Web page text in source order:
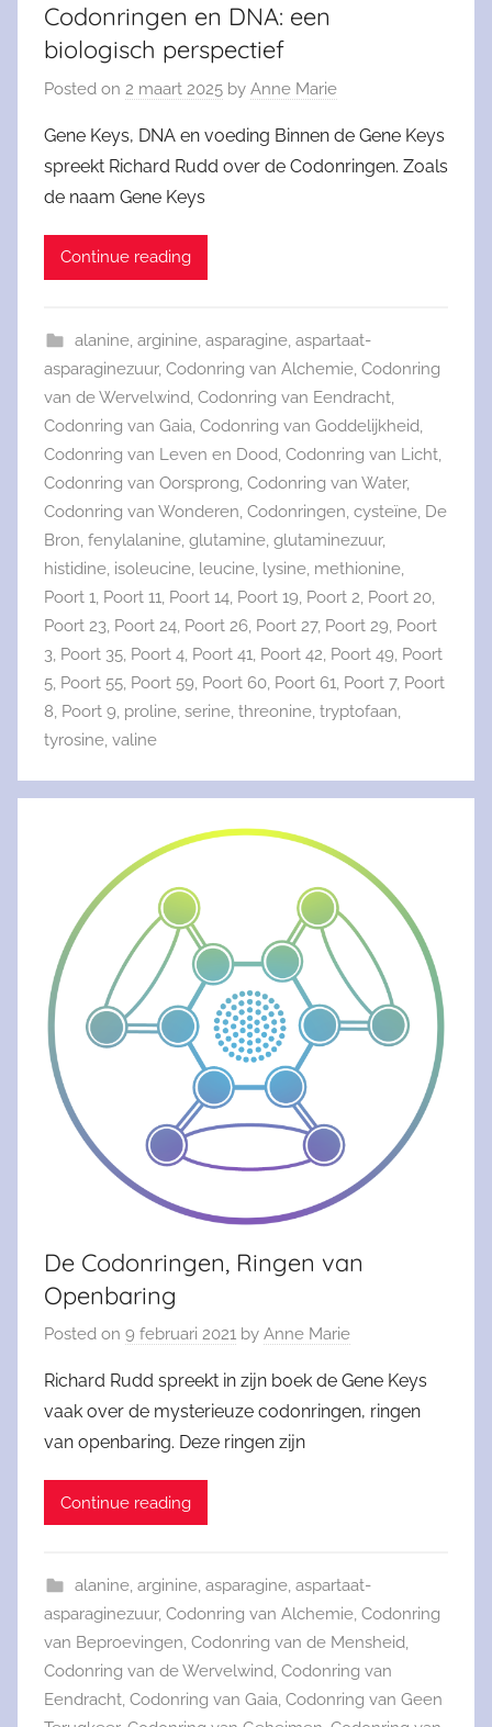
Codonringen en DNA: een
biologisch perspectief
Posted on 2 maart 2025 by Anne Marie
Gene Keys, DNA en voeding Binnen de Gene Keys
spreekt Richard Rudd over de Codonringen. Zoals
de naam Gene Keys
Continue reading
alanine, arginine, asparagine, aspartaat-
asparaginezuur, Codonring van Alchemie, Codonring
van de Wervelwind, Codonring van Eendracht,
Codonring van Gaia, Codonring van Goddelijkheid,
Codonring van Leven en Dood, Codonring van Licht,
Codonring van Oorsprong, Codonring van Water,
Codonring van Wonderen, Codonringen, cysteïne, De
Bron, fenylalanine, glutamine, glutaminezuur,
histidine, isoleucine, leucine, lysine, methionine,
Poort 1, Poort 11, Poort 14, Poort 19, Poort 2, Poort 20,
Poort 23, Poort 24, Poort 26, Poort 27, Poort 29, Poort
3, Poort 35, Poort 4, Poort 41, Poort 42, Poort 49, Poort
5, Poort 55, Poort 59, Poort 60, Poort 61, Poort 7, Poort
8, Poort 9, proline, serine, threonine, tryptofaan,
tyrosine, valine
De Codonringen, Ringen van
Openbaring
Posted on 9 februari 2021 by Anne Marie
Richard Rudd spreekt in zijn boek de Gene Keys
vaak over de mysterieuze codonringen, ringen
van openbaring. Deze ringen zijn
Continue reading
alanine, arginine, asparagine, aspartaat-
asparaginezuur, Codonring van Alchemie, Codonring
van Beproevingen, Codonring van de Mensheid,
Codonring van de Wervelwind, Codonring van
Eendracht, Codonring van Gaia, Codonring van Geen